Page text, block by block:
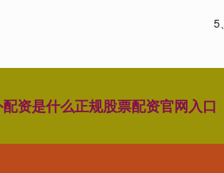
5、
资是什么正规股票配资官网入口